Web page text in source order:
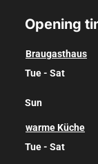
Opening
Braugasthaus
Tue - Sat
Sun
warme Küche
Tue - Sat